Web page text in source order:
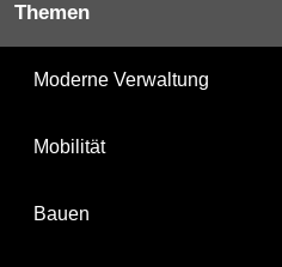
Themen
Moderne Verwaltung
Mobilität
Bauen